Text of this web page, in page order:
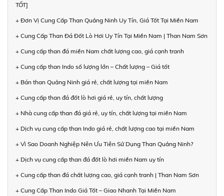
TỐT]
+ Đơn Vị Cung Cấp Than Quảng Ninh Uy Tín, Giá Tốt Tại Miền Nam
+ Cung Cấp Than Đá Đốt Lò Hơi Uy Tín Tại Miền Nam | Than Nam Sơn
+ Cung cấp than đá miền Nam chất lượng cao, giá cạnh tranh
+ Cung cấp than Indo số lượng lớn – Chất lượng – Giá tốt
+ Bán than Quảng Ninh giá rẻ, chất lượng tại miền Nam
+ Cung cấp than đá đốt lò hơi giá rẻ, uy tín, chất lượng
+ Nhà cung cấp than đá giá rẻ, uy tín, chất lượng tại miền Nam
+ Dịch vụ cung cấp than Indo giá rẻ, chất lượng cao tại miền Nam
+ Vì Sao Doanh Nghiệp Nên Ưu Tiên Sử Dụng Than Quảng Ninh?
+ Dịch vụ cung cấp than đá đốt lò hơi miền Nam uy tín
+ Cung cấp than đá chất lượng cao, giá cạnh tranh | Than Nam Sơn
+ Cung Cấp Than Indo Giá Tốt – Giao Nhanh Tại Miền Nam